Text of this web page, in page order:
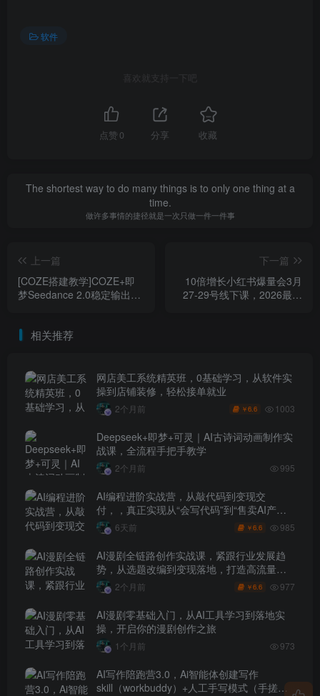
软件
喜欢就支持一下吧
点赞 0 分享 收藏
The shortest way to do many things is to only one thing at a
time.
做许多事情的捷径就是一次只做一件一件事
上一篇
[COZE搭建教学]COZE+即
梦Seedance 2.0稳定输出9-
下一篇
10倍增长小红书爆量会3月
27-29号线下课，2026最新
相关推荐
网店美工系统精英班，0基础学习，从软件实
操到店铺装修，轻松接单就业
2个月前 ￥6.6 1003
Deepseek+即梦+可灵｜AI古诗词动画制作实
战课，全流程手把手教学
2个月前 995
AI编程进阶实战营，从敲代码到变现交
付，，真正实现从“会写代码”到“售卖AI产品
盈利”的跨越
6天前 ￥6.6 985
AI漫剧全链路创作实战课，紧跟行业发展趋
势，从选题改编到变现落地，打造高流量优
质作品2个月前 ￥6.6 977
AI漫剧零基础入门，从AI工具学习到落地实
操，开启你的漫剧创作之旅
1个月前 973
AI写作陪跑营3.0，Ai智能体创建写作
skill（workbuddy）+人工手写模式（手搓模